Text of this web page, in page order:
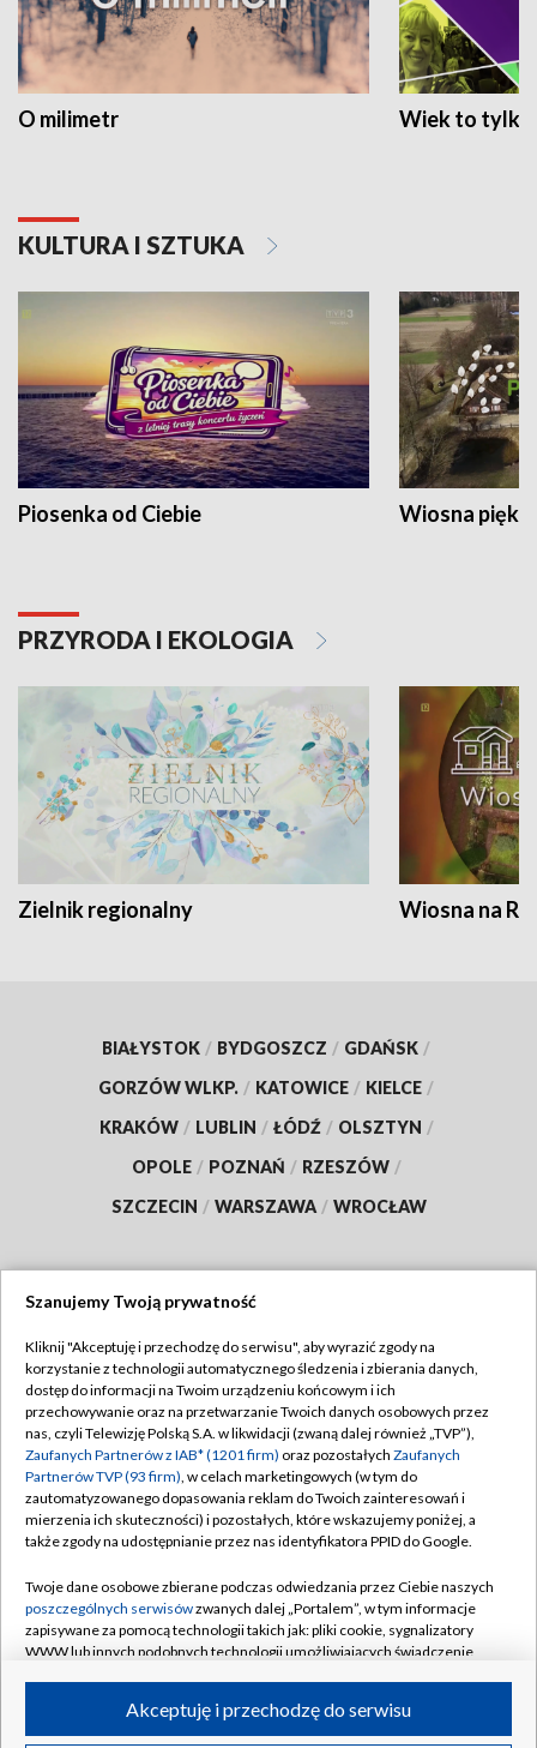
O milimetr Wiek to tylko
KULTURA I SZTUKA
Piosenka od Ciebie Wiosna
PRZYRODA I EKOLOGIA
Zielnik regionalny Wiosna na
BIAŁYSTOK / BYDGOSZCZ / GDAŃSK /
GORZÓW WLKP. / KATOWICE / KIELCE /
KRAKÓW / LUBLIN / ŁÓDŹ / OLSZTYN /
OPOLE / POZNAŃ / RZESZÓW /
SZCZECIN / WARSZAWA / WROCŁAW
TVP
Abonament TVP
Emisja w TVP
Centrum informacji TVP
Naziemna Telewizja Cyfrowa
Rada Programowa
System NOS
Informacje o nadawcy
Program dla prasy
Regulamin TVP
Polityka prywatności
Moje zgody
Pomoc
Kontakt
Kanały
Szanujemy Twoją prywatność
Kliknij "Akceptuję i przechodzę do serwisu", aby wyrazić zgody na
korzystanie z technologii automatycznego śledzenia i zbierania danych,
dostęp do informacji na Twoim urządzeniu końcowym i ich
przechowywanie oraz na przetwarzanie Twoich danych osobowych przez
nas, czyli Telewizję Polską S.A. w likwidacji (zwaną dalej również „TVP”),
Zaufanych Partnerów z IAB* (1201 firm) oraz pozostałych Zaufanych
Partnerów TVP (93 firm), w celach marketingowych (w tym do
zautomatyzowanego dopasowania reklam do Twoich zainteresowań i
mierzenia ich skuteczności) i pozostałych, które wskazujemy poniżej, a
także zgody na udostępnianie przez nas identyfikatora PPID do Google.
Twoje dane osobowe zbierane podczas odwiedzania przez Ciebie naszych
poszczególnych serwisówzwanych dalej „Portalem”, w tym informacje
zapisywane za pomocą technologii takich jak: pliki cookie, sygnalizatory
WWW lub innych podobnych technologii umożliwiających świadczenie
ruchu w Internecie.Akceptuję i przechodzę do serwisu